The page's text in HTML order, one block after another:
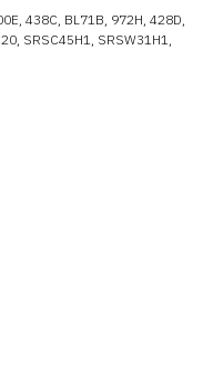
438C, BL71B, 972H, 428D,
SRSC45H1, SRSW31H1,